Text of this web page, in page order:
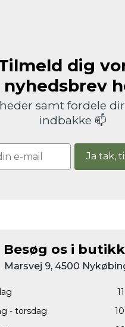
dig
nyhedsbrev
samt fordele
indbakke 📫
Ja tak,
Besøg os i
Marsvej 9, 4500
- torsdag